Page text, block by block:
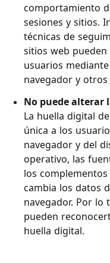
comportamiento
sesiones y sitios.
técnicas de
sitios web
usuarios
navegador y
No puede alterar
La huella digital
única a los
navegador y del
operativo, las
los
cambia los datos
navegador. Por lo
pueden
huella digital.